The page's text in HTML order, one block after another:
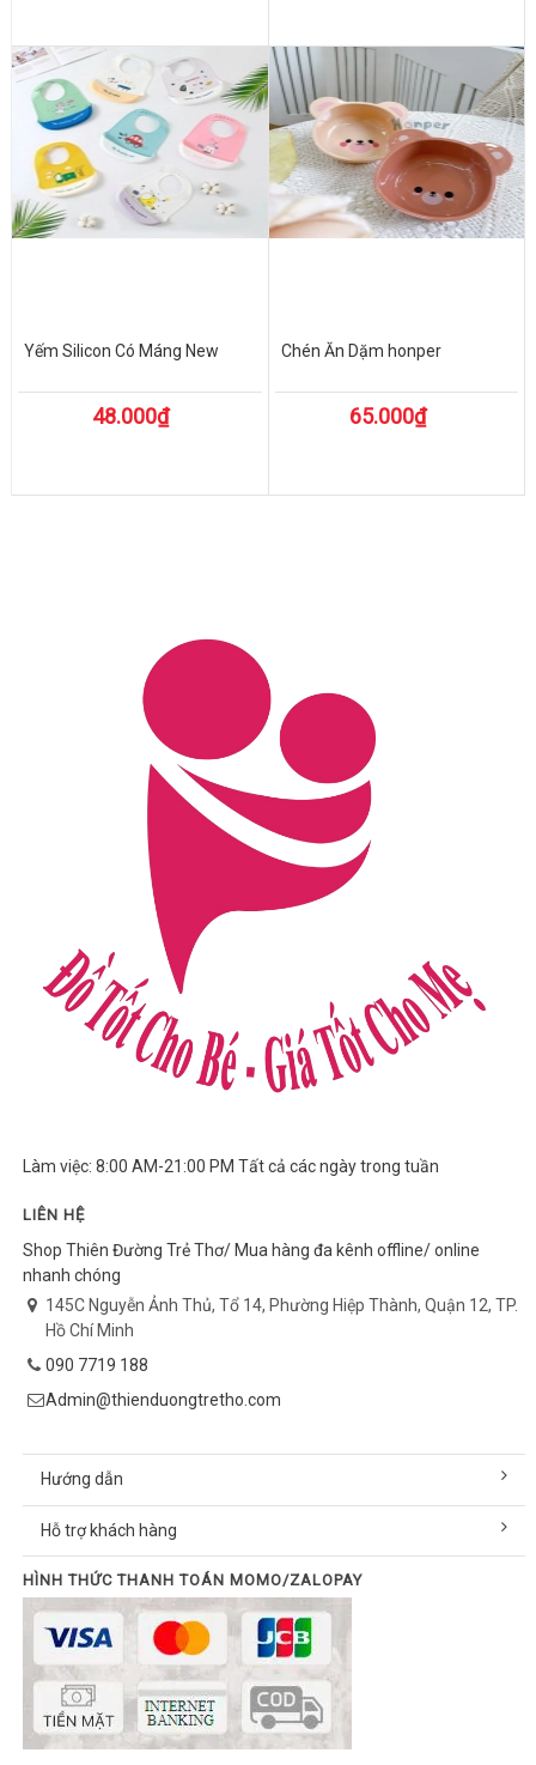
Yếm Silicon Có Máng New
48.000₫
Chén Ăn Dặm honper
65.000₫
Làm việc: 8:00 AM-21:00 PM Tất cả các ngày trong tuần
LIÊN HỆ
Shop Thiên Đường Trẻ Thơ/ Mua hàng đa kênh offline/ online
nhanh chóng
145C Nguyễn Ảnh Thủ, Tổ 14, Phường Hiệp Thành, Quận 12, TP.
Hồ Chí Minh
090 7719 188
Admin@thienduongtretho.com
Hướng dẫn
Hỗ trợ khách hàng
HÌNH THỨC THANH TOÁN MOMO/ZALOPAY